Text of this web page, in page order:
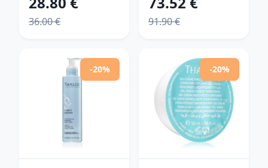
SPF30
protivráskový
predĺženie
doby opálenia
SPF 50 50 ml
36.00 €
liftingový a
spevňujúci
91.90 €
-20% -20%